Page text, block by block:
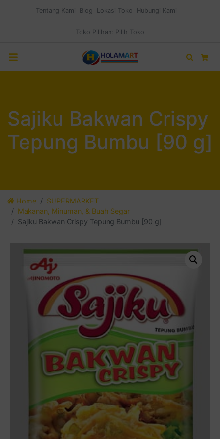
Tentang Kami Blog Lokasi Toko Hubungi Kami
Toko Pilihan: Pilih Toko
Search
Sajiku Bakwan Crispy
Tepung Bumbu [90 g]
Home
SUPERMARKET
Makanan, Minuman, & Buah Segar
Sajiku Bakwan Crispy Tepung Bumbu [90 g]